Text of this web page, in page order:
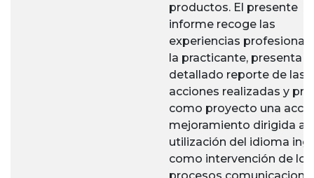
productos. El presente
informe recoge las
experiencias
la practicante, presenta
detallado reporte de las
acciones realizadas y
como proyecto una
mejoramiento dirigida a
utilización del idioma
como intervención de los